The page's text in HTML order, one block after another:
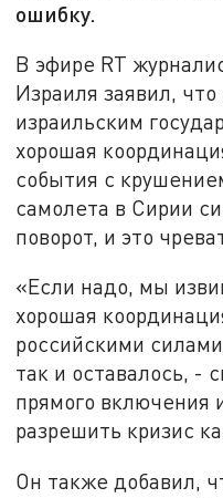
ошибку.
В эфире RT
Израиля заявил,
израильским
хорошая
события с
самолета в Сирии
поворот, и это
«Если надо, мы
хорошая
российскими
так и оставалось, -
прямого включения
разрешить кризис
Он также добавил,